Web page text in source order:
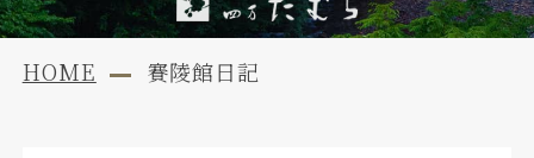
HOME 賽陵館日記